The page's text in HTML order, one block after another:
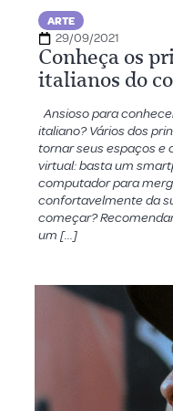
ARTE
29/09/2021
Conheça os
italianos do
Ansioso para
italiano? Vários dos
tornar seus espaços e
virtual: basta um
computador para
confortavelmente da
começar?
um […]